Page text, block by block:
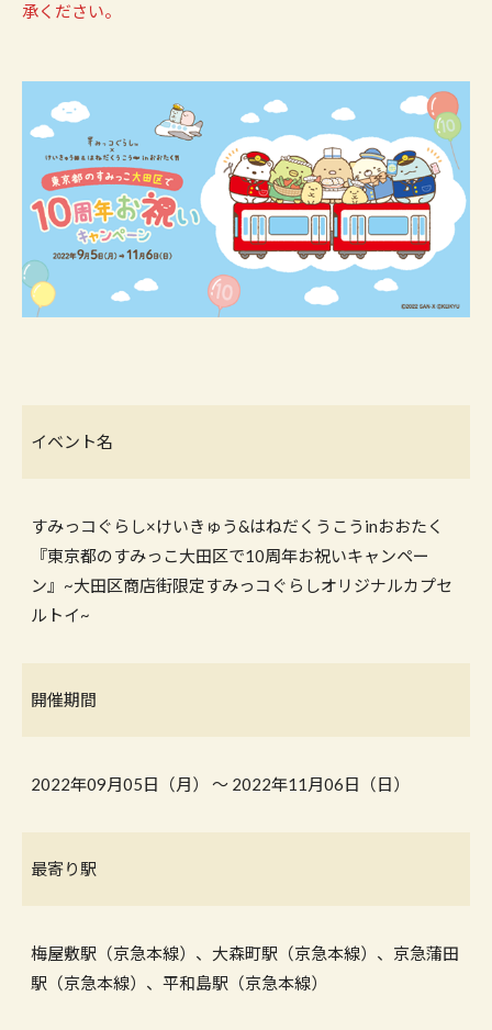
承ください。
イベント名
すみっコぐらし×けいきゅう&はねだくうこうinおおたく
『東京都のすみっこ大田区で10周年お祝いキャンペー
ン』~大田区商店街限定すみっコぐらしオリジナルカプセ
ルトイ~
開催期間
2022年09月05日（月） 〜 2022年11月06日（日）
最寄り駅
梅屋敷駅（京急本線）、大森町駅（京急本線）、京急蒲田
駅（京急本線）、平和島駅（京急本線）